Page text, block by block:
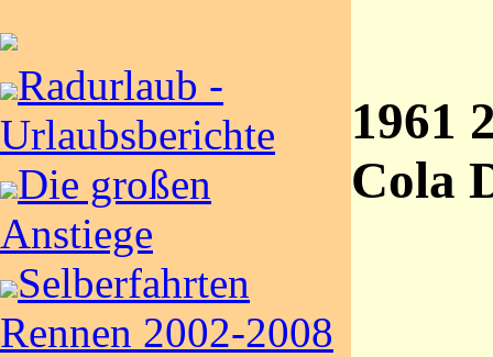
Radurlaub -
Urlaubsberichte
Die großen
Anstiege
Selberfahrten
Rennen 2002-2008
1961
Cola